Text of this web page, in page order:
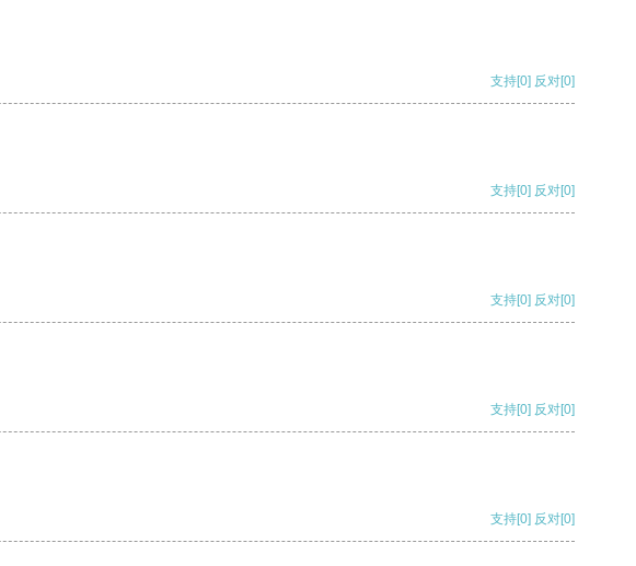
支持[0] 反对[0]
支持[0] 反对[0]
支持[0] 反对[0]
支持[0] 反对[0]
支持[0] 反对[0]